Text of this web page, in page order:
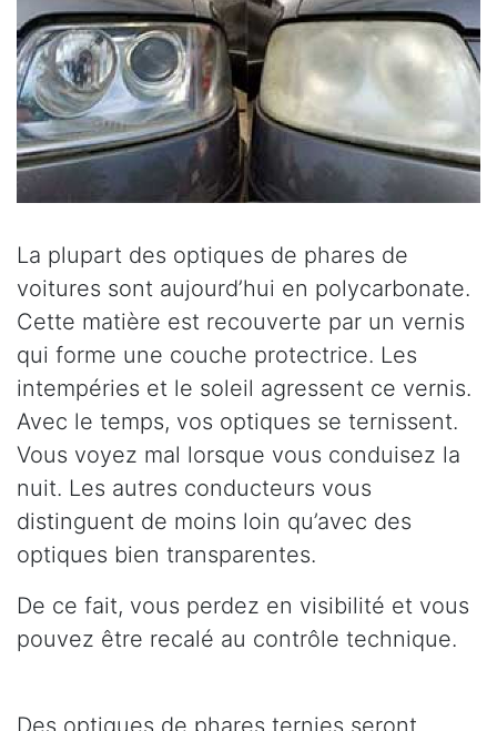
La plupart des optiques de phares de
voitures sont aujourd’hui en polycarbonate.
Cette matière est recouverte par un vernis
qui forme une couche protectrice. Les
intempéries et le soleil agressent ce vernis.
Avec le temps, vos optiques se ternissent.
Vous voyez mal lorsque vous conduisez la
nuit. Les autres conducteurs vous
distinguent de moins loin qu’avec des
optiques bien transparentes.
De ce fait, vous perdez en visibilité et vous
pouvez être recalé au contrôle technique.